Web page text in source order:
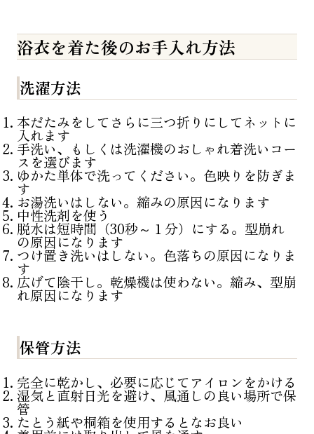
浴衣を着た後のお手入れ方法
洗濯方法
本だたみをしてさらに三つ折りにしてネットに
入れます
手洗い、もしくは洗濯機のおしゃれ着洗いコー
スを選びます
ゆかた単体で洗ってください。色映りを防ぎま
す
お湯洗いはしない。縮みの原因になります
中性洗剤を使う
脱水は短時間（30秒～１分）にする。型崩れ
の原因になります
つけ置き洗いはしない。色落ちの原因になりま
す
広げて陰干し。乾燥機は使わない。縮み、型崩
れ原因になります
保管方法
完全に乾かし、必要に応じてアイロンをかける
湿気と直射日光を避け、風通しの良い場所で保
管
たとう紙や桐箱を使用するとなお良い